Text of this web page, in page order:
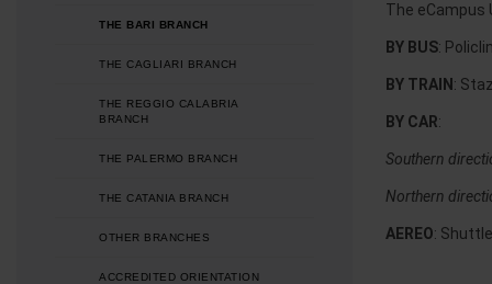
THE BARI BRANCH
THE CAGLIARI BRANCH
THE REGGIO CALABRIA
BRANCH
THE PALERMO BRANCH
THE CATANIA BRANCH
OTHER BRANCHES
ACCREDITED ORIENTATION
The eCampus
BY BUS:
BY TRAIN :
BY CAR:
Southern
Northern
AEREO: